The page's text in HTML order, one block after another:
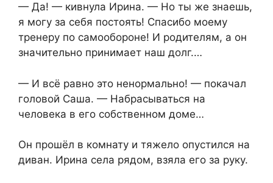
— Да! — кивнула Ирина. — Но ты же знаешь,
я могу за себя постоять! Спасибо моему
тренеру по самообороне! И родителям, а он
значительно принимает наш долг.…
— И всё равно это ненормально! — покачал
головой Саша. — Набрасываться на
человека в его собственном доме…
Он прошёл в комнату и тяжело опустился на
диван. Ирина села рядом, взяла его за руку.